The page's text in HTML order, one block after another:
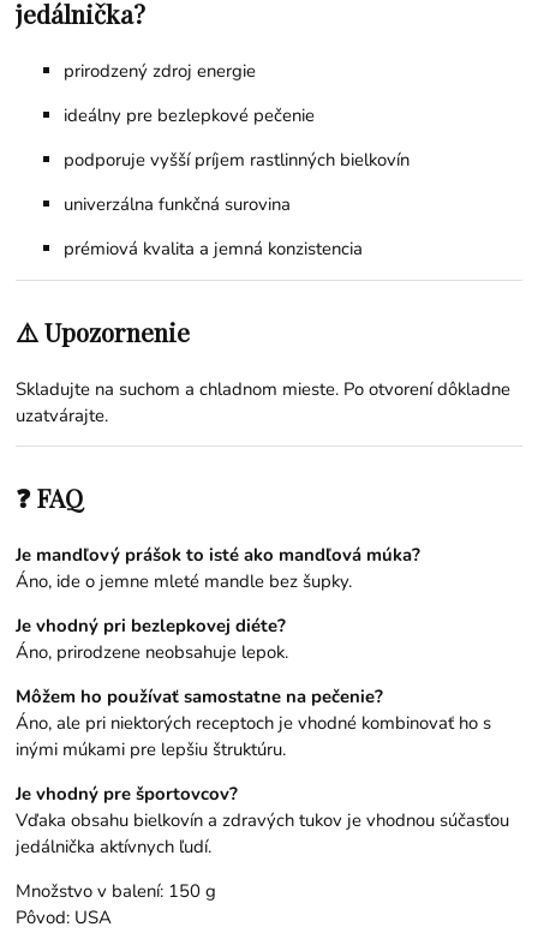
jedálnička?
prirodzený zdroj energie
ideálny pre bezlepkové pečenie
podporuje vyšší príjem rastlinných bielkovín
univerzálna funkčná surovina
prémiová kvalita a jemná konzistencia
⚠️ Upozornenie
Skladujte na suchom a chladnom mieste. Po otvorení dôkladne
uzatvárajte.
❓ FAQ
Je mandľový prášok to isté ako mandľová múka?
Áno, ide o jemne mleté mandle bez šupky.
Je vhodný pri bezlepkovej diéte?
Áno, prirodzene neobsahuje lepok.
Môžem ho používať samostatne na pečenie?
Áno, ale pri niektorých receptoch je vhodné kombinovať ho s
inými múkami pre lepšiu štruktúru.
Je vhodný pre športovcov?
Vďaka obsahu bielkovín a zdravých tukov je vhodnou súčasťou
jedálnička aktívnych ľudí.
Množstvo v balení: 150 g
Pôvod: USA